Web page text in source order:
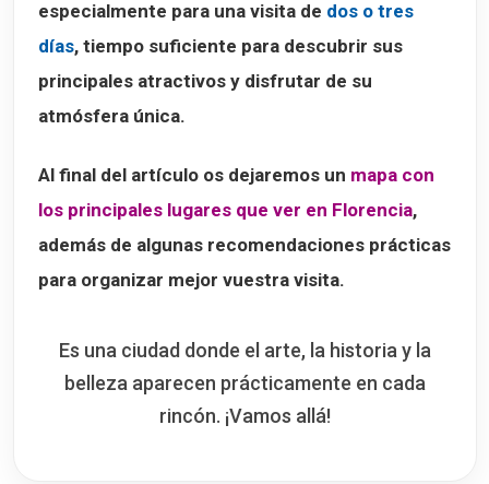
especialmente para una visita de dos o tres
días, tiempo suficiente para descubrir sus
principales atractivos y disfrutar de su
atmósfera única.
Al final del artículo os dejaremos un mapa con
los principales lugares que ver en Florencia,
además de algunas recomendaciones prácticas
para organizar mejor vuestra visita.
Es una ciudad donde el arte, la historia y la
belleza aparecen prácticamente en cada
rincón. ¡Vamos allá!